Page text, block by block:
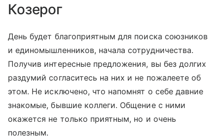
Козерог
День будет благоприятным для поиска союзников
и единомышленников, начала сотрудничества.
Получив интересные предложения, вы без долгих
раздумий согласитесь на них и не пожалеете об
этом. Не исключено, что напомнят о себе давние
знакомые, бывшие коллеги. Общение с ними
окажется не только приятным, но и очень
полезным.